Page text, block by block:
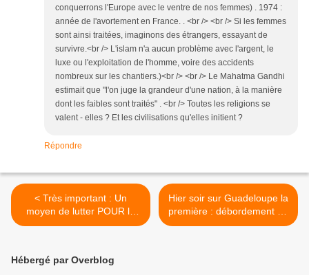
conquerrons l'Europe avec le ventre de nos femmes) . 1974 :
année de l'avortement en France. . <br /> <br /> Si les femmes
sont ainsi traitées, imaginons des étrangers, essayant de
survivre.<br /> L'islam n'a aucun problème avec l'argent, le
luxe ou l'exploitation de l'homme, voire des accidents
nombreux sur les chantiers.)<br /> <br /> Le Mahatma Gandhi
estimait que "l'on juge la grandeur d'une nation, à la manière
dont les faibles sont traités" . <br /> Toutes les religions se
valent - elles ? Et les civilisations qu'elles initient ?
Répondre
< Très important : Un
moyen de lutter POUR la
LIBERTE d'expression. Il
Scrutateur).
Hier soir sur Guadeloupe la
première : débordement de
propagande anti française
Hébergé par Overblog